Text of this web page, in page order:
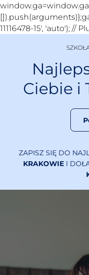
11116478-15', 'auto'); //
Ciebie i
ZAPISZ SIĘ DO
KRAKOWIE I